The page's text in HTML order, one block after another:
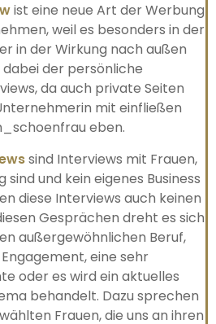
ist eine neue Art der Werbung
weil es besonders in der
in der Wirkung nach außen
der persönliche
da auch private Seiten
mit einfließen
eben.
sind Interviews mit Frauen,
und kein eigenes Business
diese Interviews auch keinen
Gesprächen dreht es sich
außergewöhnlichen Beruf,
eine sehr
oder es wird ein aktuelles
behandelt. Dazu sprechen
Frauen, die uns an ihren